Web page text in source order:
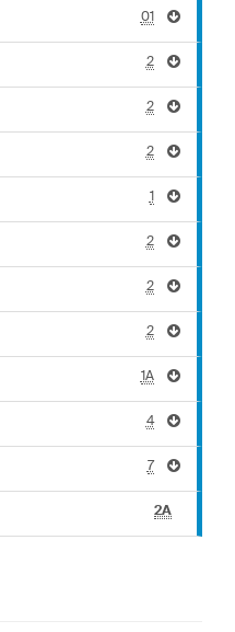
01
2
2
2
1
2
2
2
1A
4
7
2A